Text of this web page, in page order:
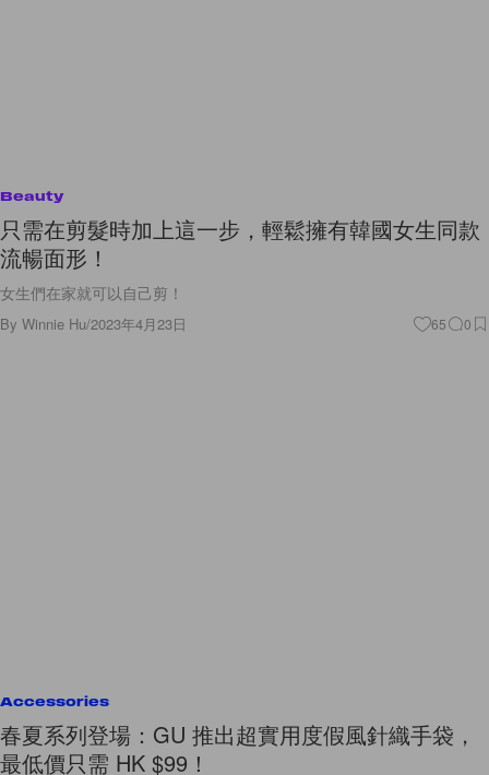
Beauty
只需在剪髮時加上這一步，輕鬆擁有韓國女生同款
流暢面形！
女生們在家就可以自己剪！
By Winnie Hu/2023年4月23日 65 0
Accessories
春夏系列登場：GU 推出超實用度假風針織手袋，
最低價只需 HK $99！